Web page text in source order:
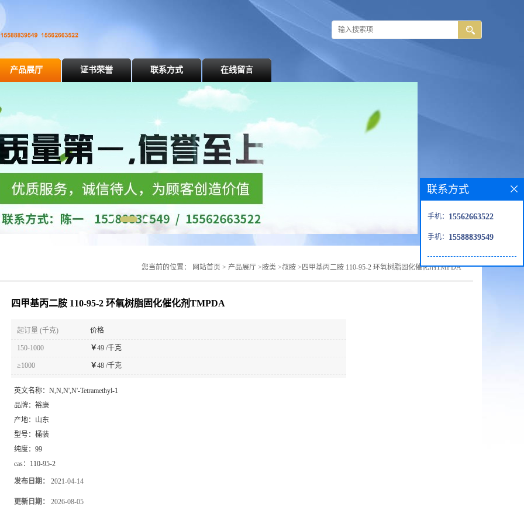
产品展厅 证书荣誉 联系方式 在线留言
您当前的位置： 网站首页 > 产品展厅 >胺类 >叔胺 > 四甲基丙二胺 110-95-2 环氧树脂固化催化剂TMPDA
四甲基丙二胺 110-95-2 环氧树脂固化催化剂TMPDA
起订量 (千克) 价格
150-1000 ￥49 /千克
≥1000 ￥48 /千克
英文名称： N,N,N',N'-Tetramethyl-1
品牌： 裕康
产地： 山东
型号： 桶装
纯度： 99
cas： 110-95-2
发布日期： 2021-04-14
更新日期： 2026-08-05
联系方式
手机： 15562663522
手机： 15588839549